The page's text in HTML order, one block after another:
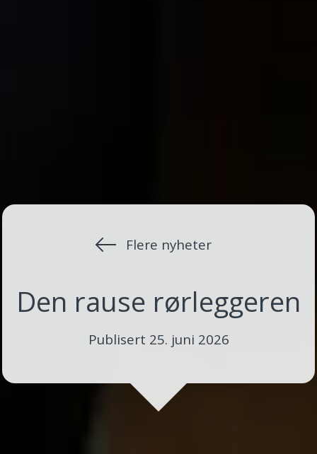
Flere nyheter
Den rause rørleggeren
Publisert 25. juni 2026